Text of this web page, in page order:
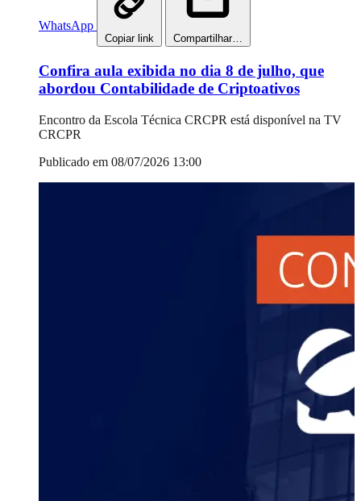
WhatsApp
Copiar link Compartilhar…
Confira aula exibida no dia 8 de julho, que
abordou Contabilidade de Criptoativos
Encontro da Escola Técnica CRCPR está disponível na TV
CRCPR
Publicado em 08/07/2026 13:00